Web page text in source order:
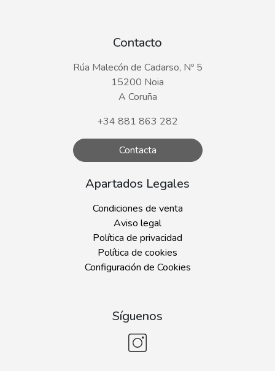
Contacto
Rúa Malecón de Cadarso, Nº 5
15200 Noia
A Coruña
+34 881 863 282
Contacta
Apartados Legales
Condiciones de venta
Aviso legal
Política de privacidad
Política de cookies
Configuración de Cookies
Síguenos